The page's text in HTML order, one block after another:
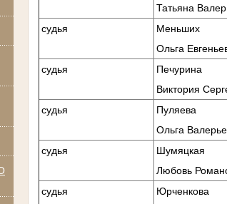
Татьяна
судья
Меньших
Ольга
судья
Печурина
Виктория
судья
Пуляева
Ольга
судья
Шумяцкая
Любовь
судья
Юрченкова